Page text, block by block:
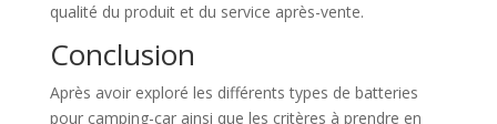
qualité du produit et du service après-vente.
Conclusion
Après avoir exploré les différents types de batteries
pour camping-car ainsi que les critères à prendre en